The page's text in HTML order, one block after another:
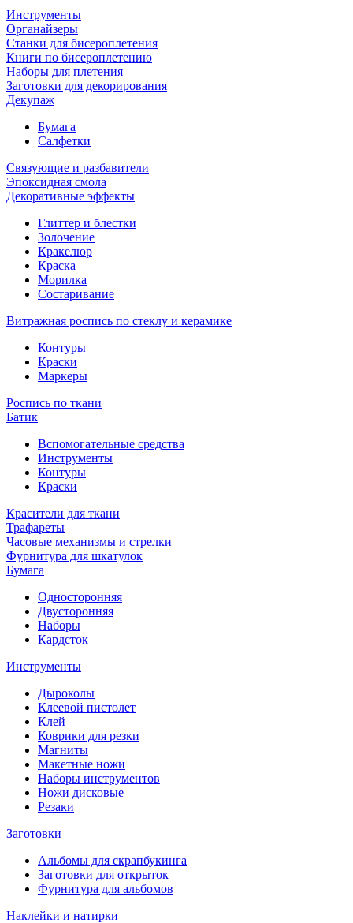
Инструменты
Органайзеры
Станки для бисероплетения
Книги по бисероплетению
Наборы для плетения
Заготовки для декорирования
Декупаж
Бумага
Салфетки
Связующие и разбавители
Эпоксидная смола
Декоративные эффекты
Глиттер и блестки
Золочение
Кракелюр
Краска
Морилка
Состаривание
Витражная роспись по стеклу и керамике
Контуры
Краски
Маркеры
Роспись по ткани
Батик
Вспомогательные средства
Инструменты
Контуры
Краски
Красители для ткани
Трафареты
Часовые механизмы и стрелки
Фурнитура для шкатулок
Бумага
Односторонняя
Двусторонняя
Наборы
Кардсток
Инструменты
Дыроколы
Клеевой пистолет
Клей
Коврики для резки
Магниты
Макетные ножи
Наборы инструментов
Ножи дисковые
Резаки
Заготовки
Альбомы для скрапбукинга
Заготовки для открыток
Фурнитура для альбомов
Наклейки и натирки